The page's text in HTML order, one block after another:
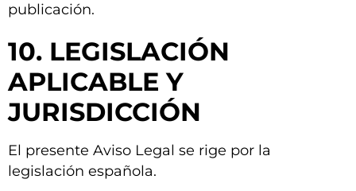
publicación.
10. LEGISLACIÓN
APLICABLE Y
JURISDICCIÓN
El presente Aviso Legal se rige por la
legislación española.